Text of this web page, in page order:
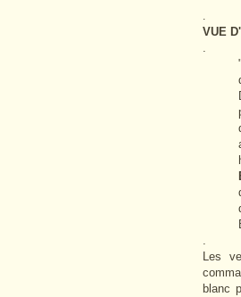
.
VUE
.
"
.
Les
blanc